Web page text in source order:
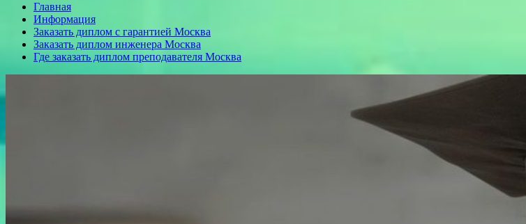
Главная
Информация
Заказать диплом с гарантией Москва
Заказать диплом инженера Москва
Где заказать диплом преподавателя Москва